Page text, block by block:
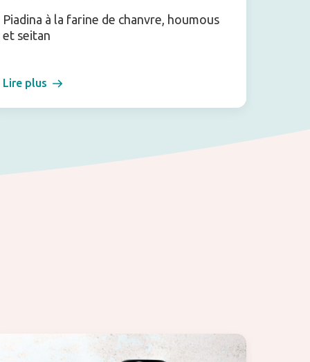
Piadina à la farine de chanvre, houmous
et seitan
Lire plus